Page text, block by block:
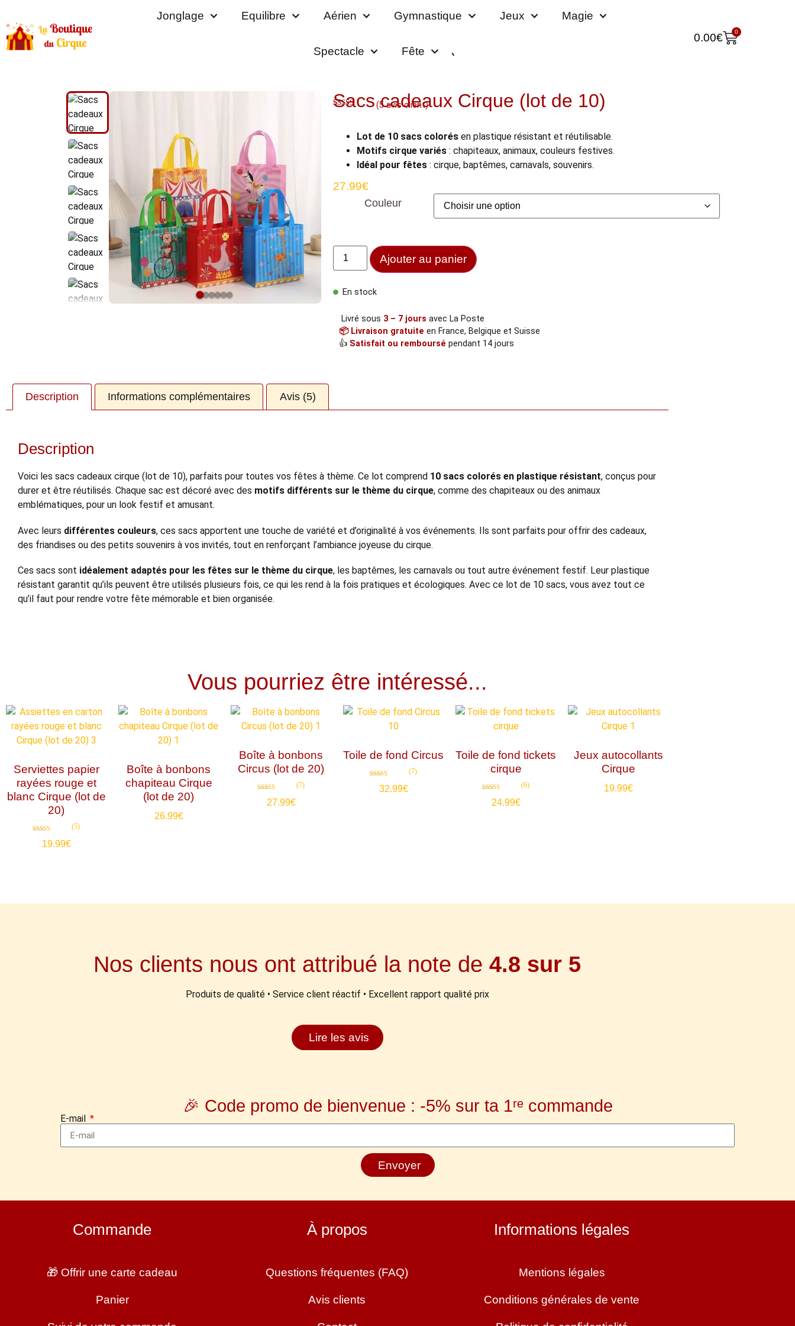
Jonglage Equilibre Aérien Gymnastique Jeux Magie
Spectacle Fête
0.00€
0
Sacs cadeaux Cirque (lot de 10)
notations
(5avis client)
Lot de 10 sacs colorésen plastique résistant et réutilisable.
Motifs cirque variés: chapiteaux, animaux, couleurs festives.
Idéal pour fêtes: cirque, baptêmes, carnavals, souvenirs.
27.99€
Couleur
Ajouter au panier
En stock
Livré sous 3 – 7 jours avec La Poste
📦 Livraison gratuite en France, Belgique et Suisse
👍 Satisfait ou remboursé pendant 14 jours
Description Informations complémentaires Avis (5)
Description
Voici les sacs cadeaux cirque (lot de 10), parfaits pour toutes vos fêtes à thème. Ce lot comprend 10 sacs colorés en plastique résistant, conçus pour
durer et être réutilisés. Chaque sac est décoré avec des motifs différents sur le thème du cirque, comme des chapiteaux ou des animaux
emblématiques, pour un look festif et amusant.
Avec leurs différentes couleurs, ces sacs apportent une touche de variété et d’originalité à vos événements. Ils sont parfaits pour offrir des cadeaux,
des friandises ou des petits souvenirs à vos invités, tout en renforçant l’ambiance joyeuse du cirque.
Ces sacs sont idéalement adaptés pour les fêtes sur le thème du cirque, les baptêmes, les carnavals ou tout autre événement festif. Leur plastique
résistant garantit qu’ils peuvent être utilisés plusieurs fois, ce qui les rend à la fois pratiques et écologiques. Avec ce lot de 10 sacs, vous avez tout ce
qu’il faut pour rendre votre fête mémorable et bien organisée.
Vous pourriez être intéressé...
Serviettes papier
rayées rouge et
blanc Cirque (lot de
20)
4.80
(5)
19.99€
Boîte à bonbons
chapiteau Cirque
(lot de 20)
26.99€
Boîte à bonbons
Circus (lot de 20)
4.71
(7)
27.99€
Toile de fond Circus
4.86
(7)
32.99€
Toile de fond tickets
cirque
4.33
(6)
24.99€
Jeux autocollants
Cirque
19.99€
Nos clients nous ont attribué la note de 4.8 sur 5
Produits de qualité • Service client réactif • Excellent rapport qualité prix
Lire les avis
🎉 Code promo de bienvenue : -5% sur ta 1ʳᵉ commande
E-mail
Envoyer
Commande
🎁 Offrir une carte cadeau
Panier
À propos
Questions fréquentes (FAQ)
Avis clients
Informations légales
Mentions légales
Conditions générales de vente